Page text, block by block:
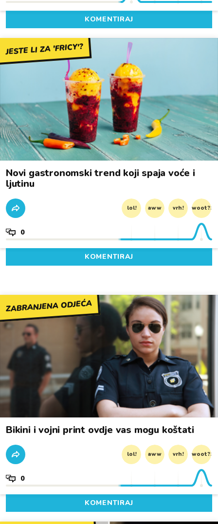
KOMENTIRAJ
JESTE LI ZA 'FRICY'?
Novi gastronomski trend koji spaja voće i
ljutinu
lol! aww vrh! woot?!
0
KOMENTIRAJ
ZABRANJENA ODJEĆA
Bikini i vojni print ovdje vas mogu koštati
lol! aww vrh! woot?!
0
KOMENTIRAJ